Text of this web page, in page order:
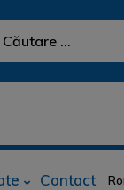
Contact